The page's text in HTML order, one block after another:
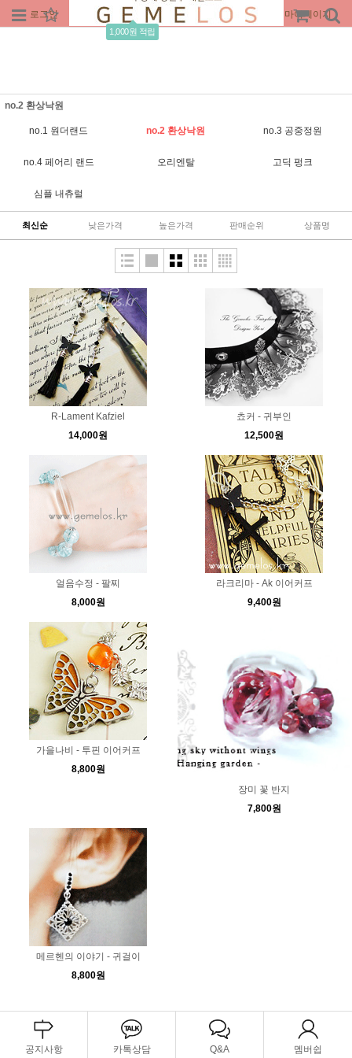
로그인 회원가입
1,000원 적립
주문조회 마이페이지
no.2 환상낙원
no.1 원더랜드 no.2 환상낙원 no.3 공중정원
no.4 페어리 랜드 오리엔탈 고딕 펑크
심플 내츄럴
최신순 낮은가격 높은가격 판매순위 상품명
R-Lament Kafziel
14,000원
쵸커 - 귀부인
12,500원
얼음수정 - 팔찌
8,000원
라크리마 - Ak 이어커프
9,400원
가을나비 - 투핀 이어커프
8,800원
장미 꽃 반지
7,800원
메르헨의 이야기 - 귀걸이
8,800원
공지사항 카톡상담 Q&A 멤버쉽